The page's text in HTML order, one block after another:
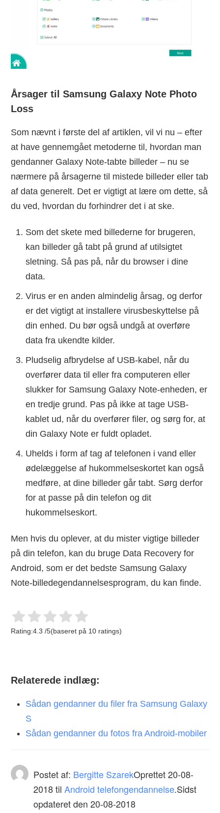
Årsager til Samsung Galaxy Note Photo
Loss
Som nævnt i første del af artiklen, vil vi nu – efter
at have gennemgået metoderne til, hvordan man
gendanner Galaxy Note-tabte billeder – nu se
nærmere på årsagerne til mistede billeder eller tab
af data generelt. Det er vigtigt at lære om dette, så
du ved, hvordan du forhindrer det i at ske.
Som det skete med billederne for brugeren,
kan billeder gå tabt på grund af utilsigtet
sletning. Så pas på, når du browser i dine
data.
Virus er en anden almindelig årsag, og derfor
er det vigtigt at installere virusbeskyttelse på
din enhed. Du bør også undgå at overføre
data fra ukendte kilder.
Pludselig afbrydelse af USB-kabel, når du
overfører data til eller fra computeren eller
slukker for Samsung Galaxy Note-enheden, er
en tredje grund. Pas på ikke at tage USB-
kablet ud, når du overfører filer, og sørg for, at
din Galaxy Note er fuldt opladet.
Uhelds i form af tag af telefonen i vand eller
ødelæggelse af hukommelseskortet kan også
medføre, at dine billeder går tabt. Sørg derfor
for at passe på din telefon og dit
hukommelseskort.
Men hvis du oplever, at du mister vigtige billeder
på din telefon, kan du bruge Data Recovery for
Android, som er det bedste Samsung Galaxy
Note-billedegendannelsesprogram, du kan finde.
Rating:4.3 /5(baseret på 10 ratings)
Relaterede indlæg:
Sådan gendanner du filer fra Samsung Galaxy
S
Sådan gendanner du fotos fra Android-mobiler
Postet af: Bergitte SzarekOprettet20-08-
2018 til Android telefongendannelse.Sidst
opdateret den 20-08-2018